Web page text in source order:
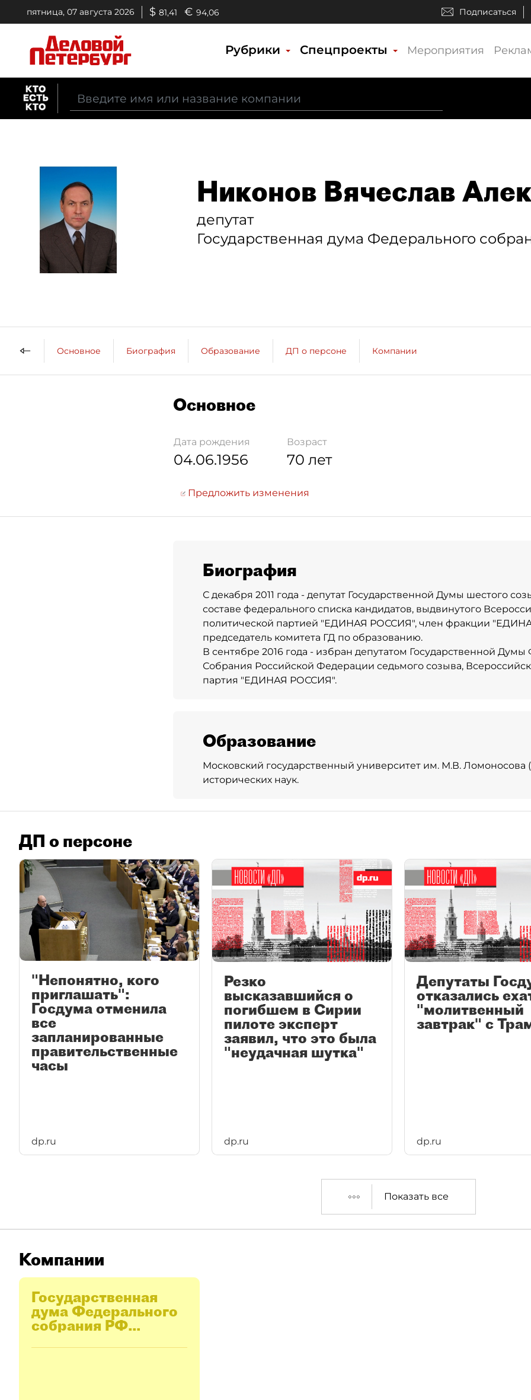
пятница, 07 августа 2026 $ 81,41 € 94,06 Подписаться
Рубрики Спецпроекты Мероприятия
Никонов Вячеслав
депутат
Государственная дума Федерального
Основное Биография Образование ДП о персоне Компании
Основное
Дата рождения
04.06.1956
Возраст
70 лет
Предложить изменения
Биография
С декабря 2011 года - депутат Государственной Думы шестого
составе федерального списка кандидатов, выдвинутого
политической партией "ЕДИНАЯ РОССИЯ", член фракции
председатель комитета ГД по образованию.
В сентябре 2016 года - избран депутатом Государственной
Собрания Российской Федерации седьмого созыва,
партия "ЕДИНАЯ РОССИЯ".
Образование
Московский государственный университет им. М.В. Ломоносова
исторических наук.
ДП о персоне
"Непонятно, кого
приглашать":
Госдума отменила
все
запланированные
правительственные
часы
dp.ru
Резко
высказавшийся о
погибшем в Сирии
пилоте эксперт
заявил, что это была
"неудачная шутка"
dp.ru
Депутаты
отказались
"молитвенный
завтрак" с
dp.ru
Показать все
Компании
Государственная
дума Федерального
собрания РФ